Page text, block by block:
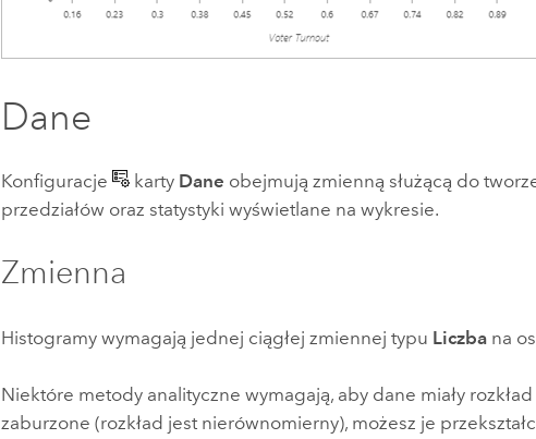
Dane
Konfiguracje karty Dane obejmują zmienną służącą do
przedziałów oraz statystyki wyświetlane na wykresie.
Zmienna
Histogramy wymagają jednej ciągłej zmiennej typu Liczba na
Niektóre metody analityczne wymagają, aby dane miały
zaburzone (rozkład jest nierównomierny), możesz je